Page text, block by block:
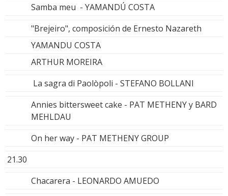
Samba meu - YAMANDÚ COSTA
"Brejeiro", composición de Ernesto Nazareth
YAMANDU COSTA
ARTHUR MOREIRA
La sagra di Paolòpoli - STEFANO BOLLANI
Annies bittersweet cake - PAT METHENY y BARD
MEHLDAU
On her way - PAT METHENY GROUP
21.30
Chacarera - LEONARDO AMUEDO